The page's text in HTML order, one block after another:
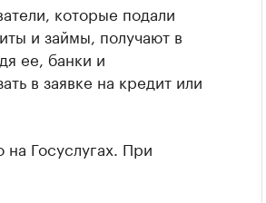
которые подали
и займы, получают в
ее, банки и
в заявке на кредит или
Госуслугах. При